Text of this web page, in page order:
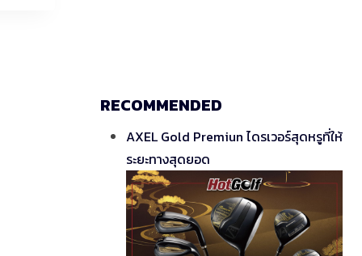
RECOMMENDED
AXEL Gold Premiun ไดรเวอร์สุดหรูที่ให้
ระยะทางสุดยอด